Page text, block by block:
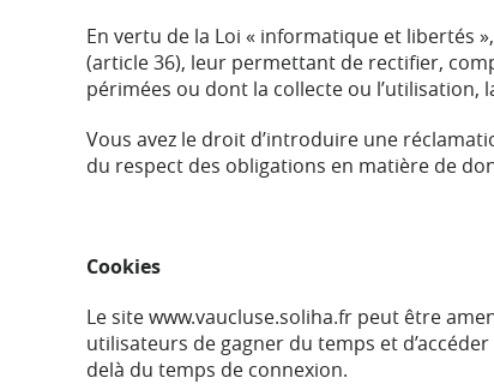
En vertu de la Loi « informatique et libertés
(article 36), leur permettant de rectifier,
périmées ou dont la collecte ou
Vous avez le droit d’introduire une
du respect des obligations en matière de
Cookies
Le site www.vaucluse.soliha.fr peut être
utilisateurs de gagner du temps et
delà du temps de connexion.